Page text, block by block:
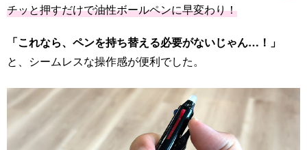
チッと押すだけで油性ボールペンに早変わり！
「これなら、ペンを持ち替える必要がないじゃん…！」
と、シームレスな操作感が便利でした。